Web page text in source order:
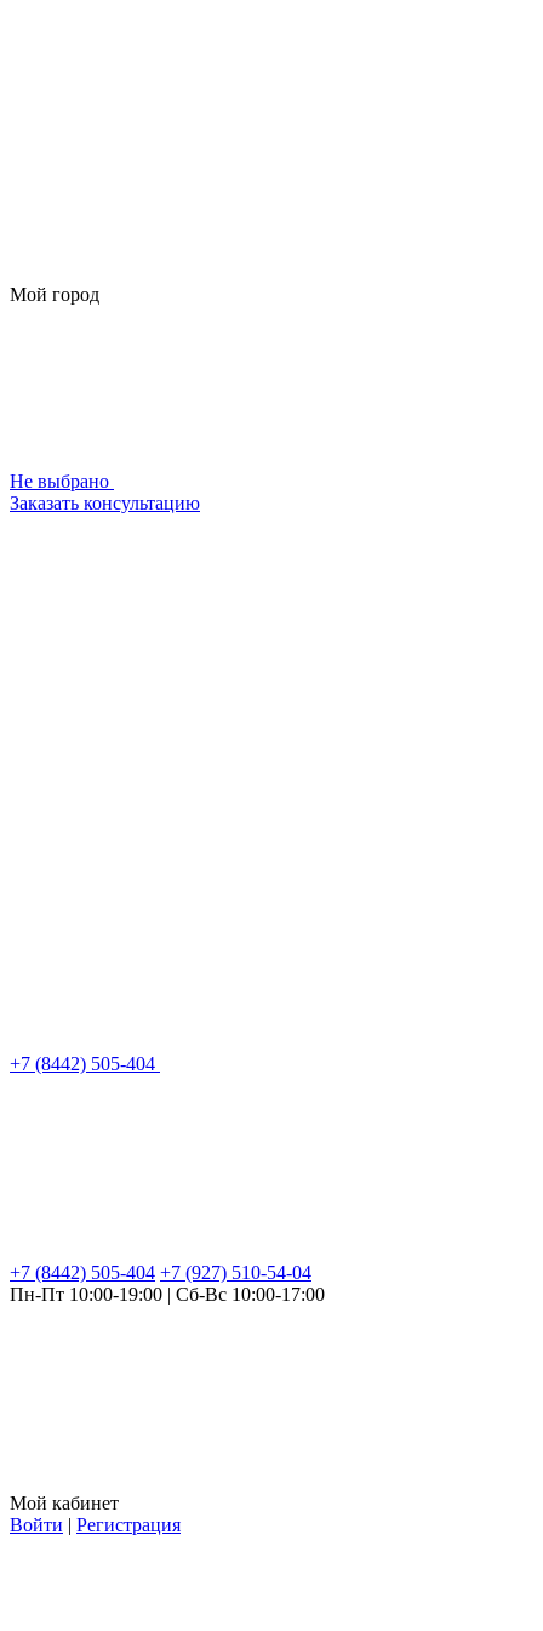
Мой город
Не выбрано
Заказать консультацию
+7 (8442) 505-404
+7 (8442) 505-404 +7 (927) 510-54-04
Пн-Пт 10:00-19:00 | Сб-Вс 10:00-17:00
Мой кабинет
Войти | Регистрация